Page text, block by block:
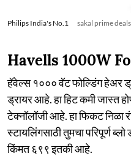
Philips India's No.1 sakal prime deals
Havells 1000W
हॅवेल्स १००० वॅट फोल्डिंग हेअर
ड्रायर आहे. हा हिट कमी जास्त
टेक्नॉलॉजी आहे. हा फिकट निळा
स्टायलिंगसाठी तुमचा परिपूर्ण
किंमत ६९९ इतकी आहे.